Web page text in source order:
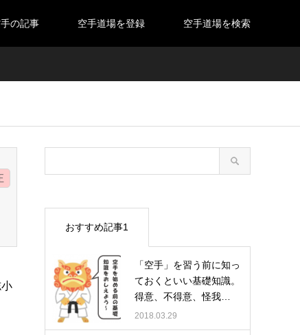
の記事 空手道場を登録 空手道場を検索
おすすめ記事1
「空手」を習う前に知っ
ておくといい基礎知識。
得意、不得意、怪我…
2018.03.29